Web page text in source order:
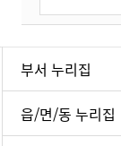
부서 누리집
읍/면/동 누리집